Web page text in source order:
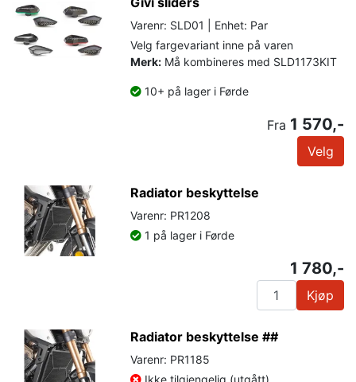
Varenr: SLD01 | Enhet: Par
Velg fargevariant inne på varen
Merk: Må kombineres med SLD1173KIT
10+ på lager i Førde
Fra 1 570,-
Velg
Radiator beskyttelse
Varenr: PR1208
1 på lager i Førde
1 780,-
Kjøp
Radiator beskyttelse ##
Varenr: PR1185
Ikke tilgjengelig (utgått)